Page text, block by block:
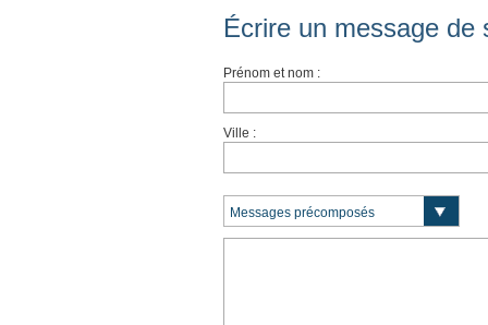
Écrire un message de
Prénom et nom :
Ville :